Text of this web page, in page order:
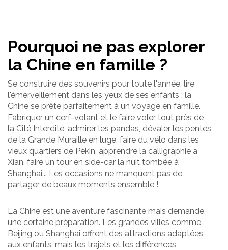
Pourquoi ne pas explorer
la Chine en famille ?
Se construire des souvenirs pour toute l'année, lire
l'émerveillement dans les yeux de ses enfants : la
Chine se prête parfaitement à un voyage en famille.
Fabriquer un cerf-volant et le faire voler tout près de
la Cité Interdite, admirer les pandas, dévaler les pentes
de la Grande Muraille en luge, faire du vélo dans les
vieux quartiers de Pékin, apprendre la calligraphie à
Xian, faire un tour en side-car la nuit tombée à
Shanghai... Les occasions ne manquent pas de
partager de beaux moments ensemble !
La Chine est une aventure fascinante mais demande
une certaine préparation. Les grandes villes comme
Beijing ou Shanghai offrent des attractions adaptées
aux enfants, mais les trajets et les différences